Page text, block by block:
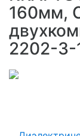
160мм,
2202-3-